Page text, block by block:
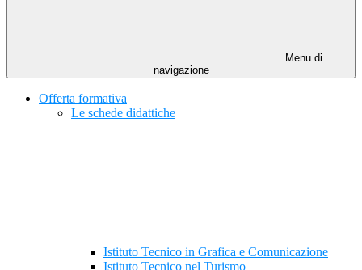
Menu di
navigazione
Offerta formativa
Le schede didattiche
Istituto Tecnico in Grafica e Comunicazione
Istituto Tecnico nel Turismo